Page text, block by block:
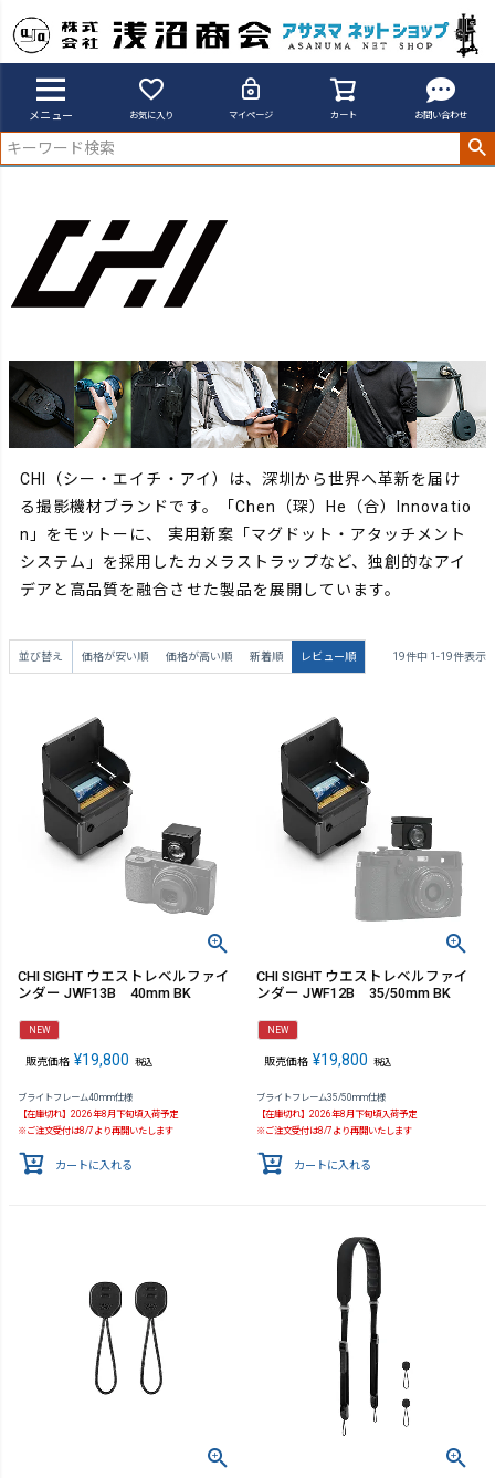
メニュー お気に入り マイページ カート お問い合わせ
アサヌマネットショップ
CHI（シー・エイチ・アイ）は、深圳から世界へ革新を届け
る撮影機材ブランドです。「Chen（琛）He（合）Innovatio
n」をモットーに、
実用新案「マグドット・アタッチメント
システム」を採用したカメラストラップなど、独創的なアイ
デアと高品質を融合させた製品を展開しています。
並び替え 価格が安い順 価格が高い順 新着順 レビュー順 19件中 1 -19件表示
CHI SIGHT ウエストレベルファイ
ンダー JWF13B 40mm BK
NEW
販売価格 ¥19,800 税込
ブライトフレーム40mm仕様
【在庫切れ】2026年8月下旬頃入荷予定
※ご注文受付は8/7より再開いたします
カートに入れる
CHI SIGHT ウエストレベルファイ
ンダー JWF12B 35/50mm BK
NEW
販売価格 ¥19,800 税込
ブライトフレーム35/50mm仕様
【在庫切れ】2026年8月下旬頃入荷予定
※ご注文受付は8/7より再開いたします
カートに入れる